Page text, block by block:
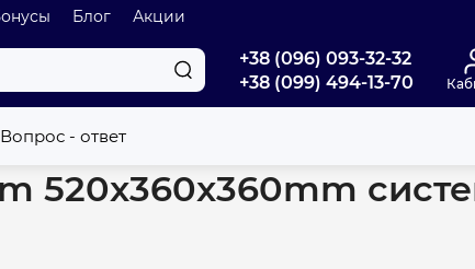
Блог Акции
+38 (096) 093-32-32
+38 (099) 494-13-70
Вопрос - ответсистема смыва Tornado 3.0 STR-0520-RQ3
520x360x360mm